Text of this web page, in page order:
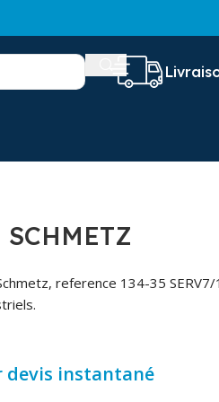
reference 134-35
devis instantané